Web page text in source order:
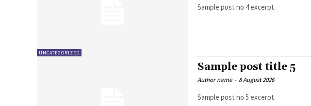
UNCATEGORIZED
Sample post no 4 excerpt.
Sample post title 5
Author name - 8 August 2026
Sample post no 5 excerpt.